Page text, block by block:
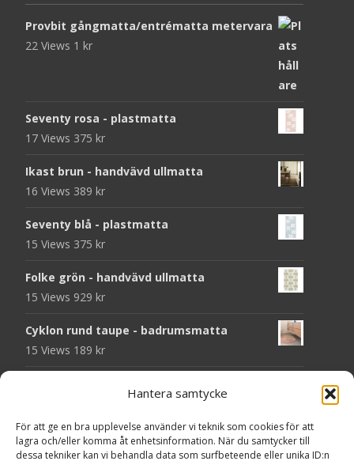
Hantera samtycke
För att ge en bra upplevelse använder vi teknik som cookies för att
lagra och/eller komma åt enhetsinformation. När du samtycker till
dessa tekniker kan vi behandla data som surfbeteende eller unika ID:n
Provbit gångmatta/entrématta metervara
22 Views 1 kr
Seventy rosa - plastmatta
17 Views 375 kr
Ikast brun - handvävd ullmatta
16 Views 389 kr
Seventy blå - plastmatta
15 Views 375 kr
Folke grön - handvävd ullmatta
15 Views 929 kr
Cyklon rund taupe - badrumsmatta
15 Views 189 kr
Seventy grå - plastmatta
14 Views375kr